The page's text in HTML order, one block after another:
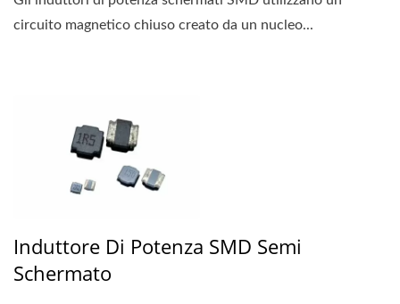
circuito magnetico chiuso creato da un nucleo...
Induttore Di Potenza SMD Semi
Schermato